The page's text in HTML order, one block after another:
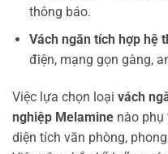
thông báo.
Vách ngăn tích hợp hệ
điện, mạng gọn gàng,
Việc lựa chọn loại vách
nghiệp Melamine nào phụ
diện tích văn phòng,